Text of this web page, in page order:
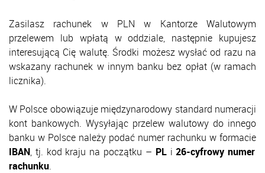
Zasilasz rachunek w PLN w Kantorze Walutowym
przelewem lub wpłatą w oddziale, następnie kupujesz
interesującą Cię walutę. Środki możesz wysłać od razu na
wskazany rachunek w innym banku bez opłat (w ramach
licznika).
W Polsce obowiązuje międzynarodowy standard numeracji
kont bankowych. Wysyłając przelew walutowy do innego
banku w Polsce należy podać numer rachunku w formacie
IBAN, tj. kod kraju na początku – PLi26-cyfrowy numer
rachunku.